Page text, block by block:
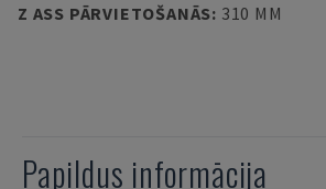
Z ASS PĀRVIETOŠANĀS: 310 MM
Papildus informācija